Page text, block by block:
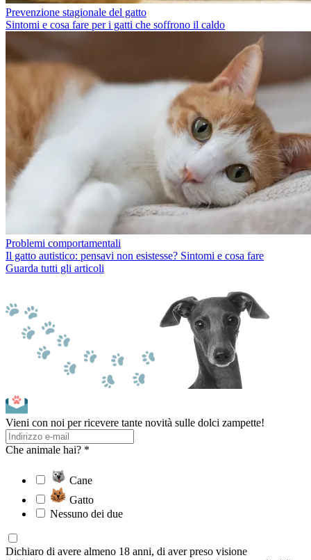
Prevenzione stagionale del gatto
Sintomi e cosa fare per i gatti che soffrono il caldo
Problemi comportamentali
Il gatto autistico: pensavi non esistesse? Sintomi e cosa fare
Guarda tutti gli articoli
Vieni con noi per ricevere tante novità sulle dolci zampette!
Che animale hai? *
Cane
Gatto
Nessuno dei due
Dichiaro di avere almeno 18 anni, di aver preso visione